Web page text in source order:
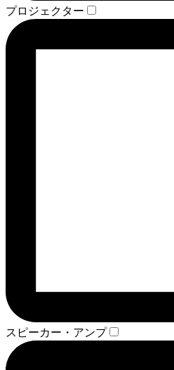
プロジェクター
スピーカー・アンプ